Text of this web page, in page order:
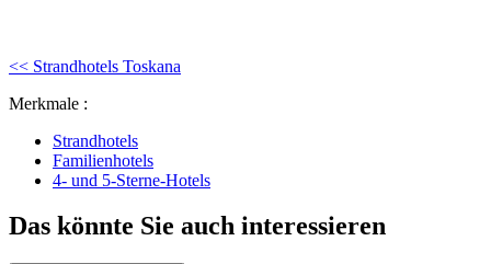
<< Strandhotels Toskana
Merkmale :
Strandhotels
Familienhotels
4- und 5-Sterne-Hotels
Das könnte Sie auch interessieren